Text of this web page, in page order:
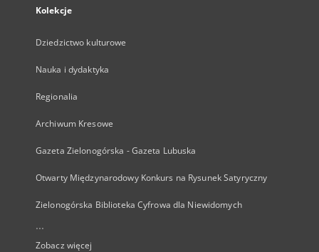
Kolekcje
Dziedzictwo kulturowe
Nauka i dydaktyka
Regionalia
Archiwum Kresowe
Gazeta Zielonogórska - Gazeta Lubuska
Otwarty Międzynarodowy Konkurs na Rysunek Satyryczny
Zielonogórska Biblioteka Cyfrowa dla Niewidomych
...
Zobacz więcej